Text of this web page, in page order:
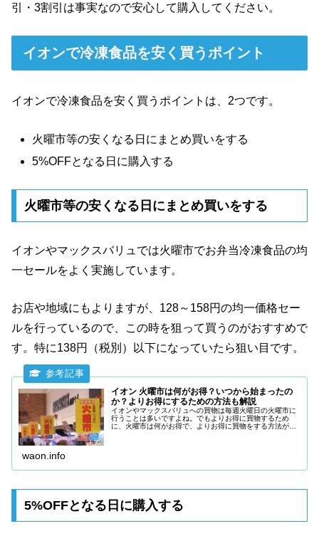
引・3割引は事実なので安心して購入してください。
イオンで冷凍食品を安く買うポイント
イオンで冷凍食品を安く買うポイントは、2つです。
火曜市等の安くなる日にまとめ買いをする
5%OFFとなる日に購入する
火曜市等の安くなる日にまとめ買いをする
イオンやマックスバリュでは火曜市でお弁当冷凍食品の均
一セールをよく実施しています。
お店や地域にもよりますが、128～158円の均一価格セー
ルを行っているので、この時を狙って買うのがおすすめで
す。特に138円（税別）以下になっていたら狙い目です。
イオン 火曜市は何がお得？いつから始まったの
か？よりお得にするための方法も解説
イオンやマックスバリュへの買物は毎週火曜日の火曜市に
行うことは多いですよね。でもよりお得に買物するため
に、火曜市は何がお得で、よりお得に買物をする方法があ
waon.info
5%OFFとなる日に購入する